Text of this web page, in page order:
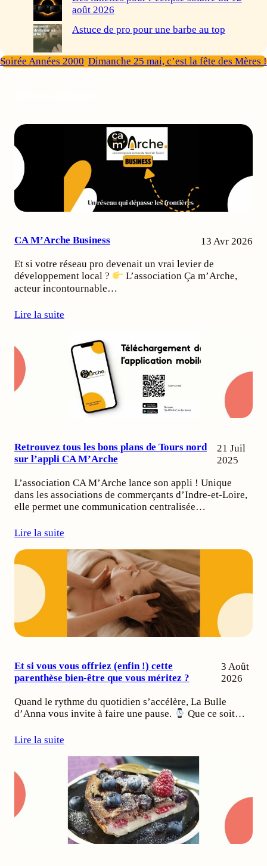
août 2026
Astuce de pro pour une barbe au top
Soirée Années 2000 Dimanche 25 mai, c’est la fête des Mères !
CA M’Arche Business 13 Avr 2026
Et si votre réseau pro devenait un vrai levier de
développement local ?
L’association Ça m’Arche,
acteur incontournable…
Lire la suite
Retrouvez tous les bons plans de Tours nord
sur l’appli CA M’Arche
21 Juil
2025
L’association CA M’Arche lance son appli ! Unique
dans les associations de commerçants d’Indre-et-Loire,
elle permet une communication centralisée…
Lire la suite
Et si vous vous offriez (enfin !) cette
parenthèse bien-être que vous méritez ?
3 Août
2026
Quand le rythme du quotidien s’accélère, La Bulle
d’Anna vous invite à faire une pause.
Que ce soit…
Lire la suite